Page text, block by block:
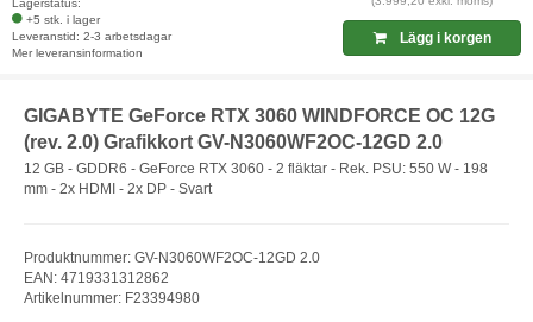
Lagerstatus:
+5 stk. i lager
Leveranstid: 2-3 arbetsdagar
Mer leveransinformation
Lägg i korgen
GIGABYTE GeForce RTX 3060 WINDFORCE OC 12G
(rev. 2.0) Grafikkort GV-N3060WF2OC-12GD 2.0
12 GB - GDDR6 - GeForce RTX 3060 - 2 fläktar - Rek. PSU: 550 W - 198
mm - 2x HDMI - 2x DP - Svart
Produktnummer: GV-N3060WF2OC-12GD 2.0
EAN: 4719331312862
Artikelnummer: F23394980